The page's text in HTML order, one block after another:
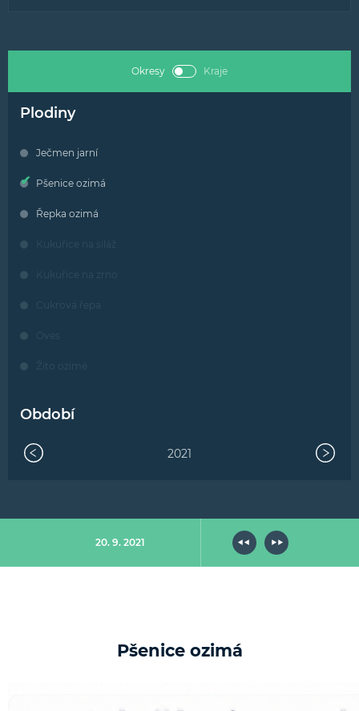
Okresy Kraje
Plodiny
Ječmen jarní
Pšenice ozimá
Řepka ozimá
Období
2021
20. 9. 2021
Pšenice ozimá